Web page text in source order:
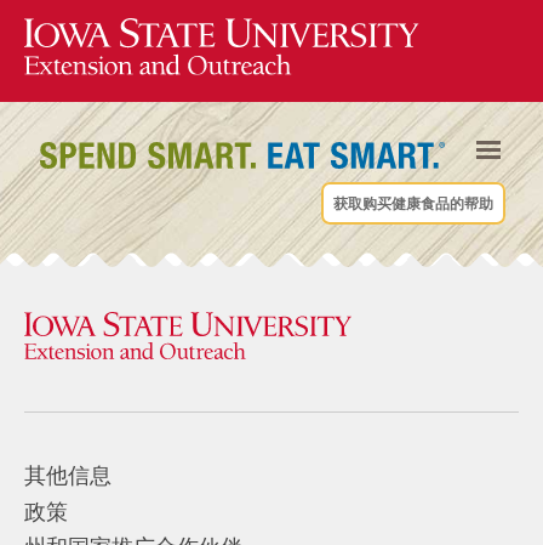
获取购买健康食品的帮助
其他信息
政策